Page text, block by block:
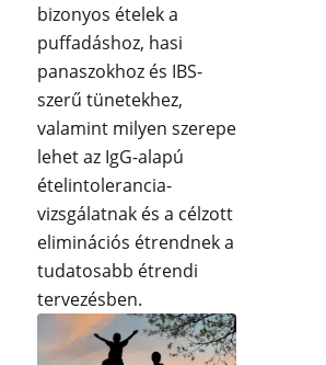
bizonyos ételek a
puffadáshoz, hasi
panaszokhoz és IBS-
szerű tünetekhez,
valamint milyen szerepe
lehet az IgG-alapú
ételintolerancia-
vizsgálatnak és a célzott
eliminációs étrendnek a
tudatosabb étrendi
tervezésben.